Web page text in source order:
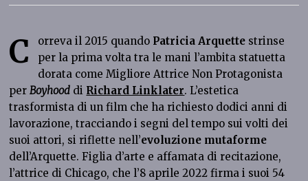
C orreva il 2015 quando Patricia Arquette strinse
per la prima volta tra le mani l’ambita statuetta
dorata come Migliore Attrice Non Protagonista
perBoyhood di Richard Linklater. L’estetica
trasformista di un film che ha richiesto dodici anni di
lavorazione, tracciando i segni del tempo sui volti dei
suoi attori, si riflette nell’evoluzione mutaforme
dell’Arquette. Figlia d’arte e affamata di recitazione,
l’attrice di Chicago, che l’8 aprile 2022 firma i suoi 54